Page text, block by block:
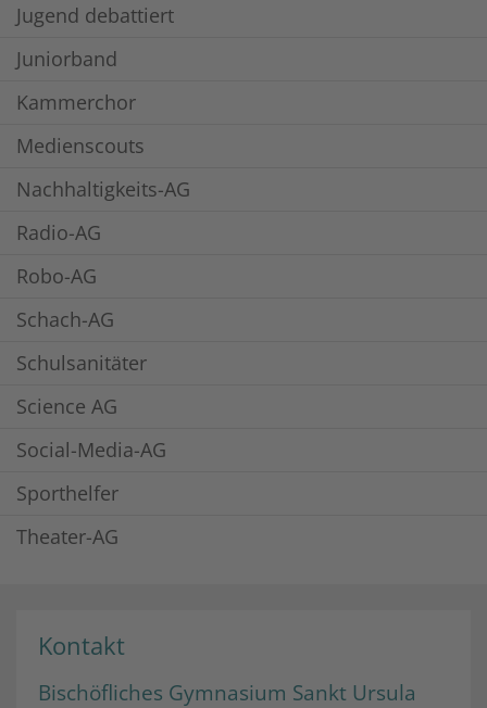
Jugend debattiert
Juniorband
Kammerchor
Medienscouts
Nachhaltigkeits-AG
Radio-AG
Robo-AG
Schach-AG
Schulsanitäter
Science AG
Social-Media-AG
Sporthelfer
Theater-AG
Kontakt
Bischöfliches Gymnasium Sankt Ursula